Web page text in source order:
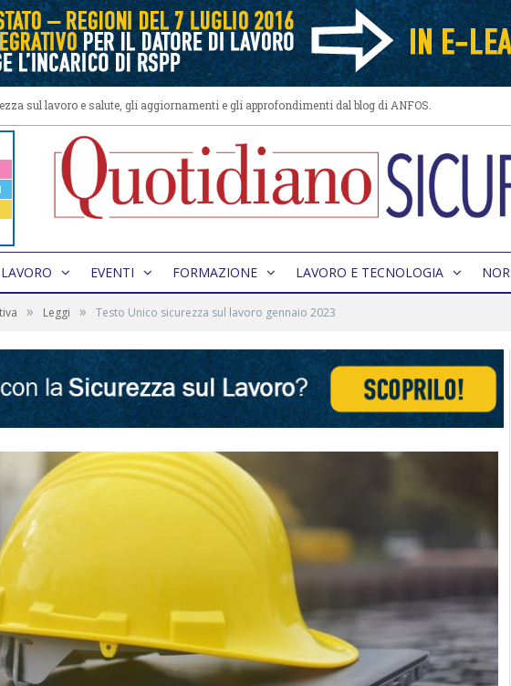
sul lavoro e salute, gli aggiornamenti e gli approfondimenti dal blog di ANFOS.
EVENTI FORMAZIONE LAVORO E TECNOLOGIA
» Leggi » Testo Unico sicurezza sul lavoro gennaio 2023